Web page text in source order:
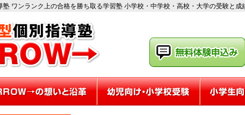
塾 ワンランク上の合格を勝ち取る学習塾 小学校・中学校・高校・大学の受験と成